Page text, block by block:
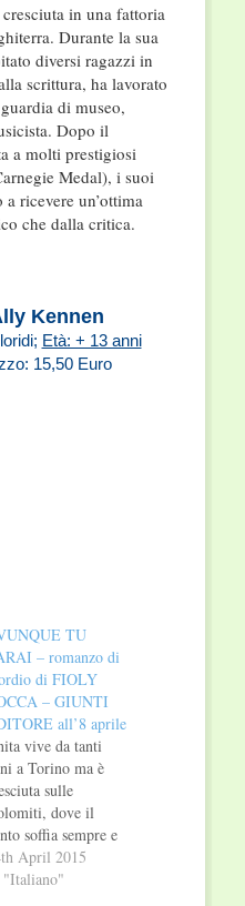
in una fattoria
Durante la sua
diversi ragazzi in
scrittura, ha lavorato
di museo,
Dopo il
a molti prestigiosi
Medal), i suoi
ricevere un’ottima
che dalla critica.
Kennen
Età: + 13 anni
15,50 Euro
TU
– romanzo di
di FIOLY
– GIUNTI
all’8 aprile
vive da tanti
a Torino ma è
sulle
dove il
soffia sempre e
è fresca, dove
trasparente
April 2015